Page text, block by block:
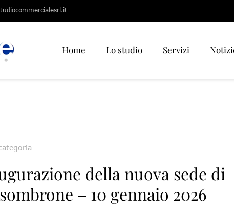
Home Lo studio Servizi
della nuova sede di
– 10 gennaio 2026